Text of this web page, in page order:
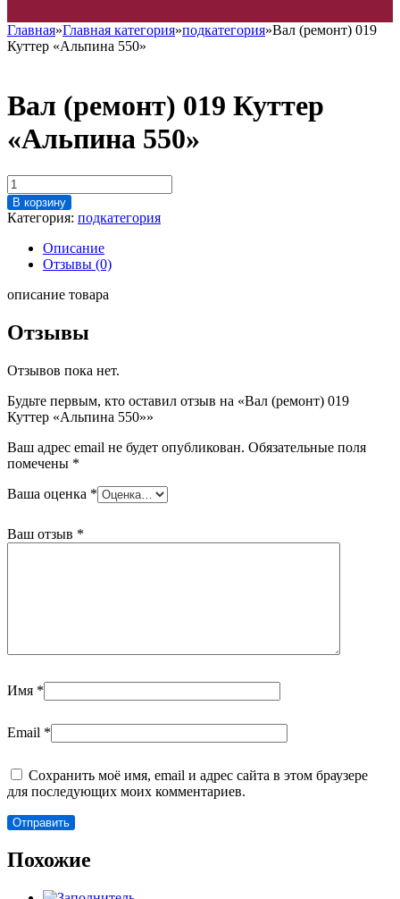
Главная»Главная категория»подкатегория»Вал (ремонт) 019
Куттер «Альпина 550»
Вал (ремонт) 019 Куттер
«Альпина 550»
Количество
товара
Вал
(ремонт)
Куттер
550"
В корзину
Категория: подкатегория
Описание
Отзывы (0)
описание товара
Отзывы
Отзывов пока нет.
Будьте первым, кто оставил отзыв на «Вал (ремонт) 019
Куттер «Альпина 550»»
Ваш адрес email не будет опубликован. Обязательные поля
помечены *
Ваша оценка *
Ваш отзыв *
Имя *
Email *
Сохранить моё имя, email и адрес сайта в этом браузере
для последующих моих комментариев.
Похожие